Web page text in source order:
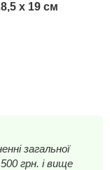
х 19 см
загальної
грн. і вище